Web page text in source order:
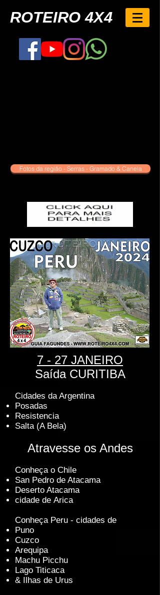
ROTEIRO 4X4
Fotos da região - Serras - Gramado & Canela
7 - 27 JANEIRO
Saída CURITIBA
Cidades da Argentina
Posadas
Resistencia
Salta (A Bela)
Atravesse os Andes
Conheça o Chile
San Pedro de Atacama
Deserto Atacama
cidade de Arica
Conheça Peru - cidades de
Puno
Cuzco
Arequipa
Machu Picchu
Lago Titicaca
& Ilhas de Urus